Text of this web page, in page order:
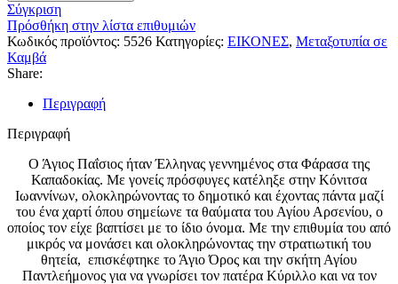
Σύγκριση
Πρόσθήκη στην λίστα επιθυμιών
Κωδικός προϊόντος: 5526 Κατηγορίες: ΕΙΚΟΝΕΣ, Μεταξοτυπία σε
Καμβά
Share:
Περιγραφή
Περιγραφή
Ο Άγιος Παΐσιος ήταν Έλληνας γεννημένος στα Φάρασα της
Καπαδοκίας. Με γονείς πρόσφυγες κατέληξε στην Κόνιτσα
Ιωαννίνων, ολοκληρώνοντας το δημοτικό και έχοντας πάντα μαζί
του ένα χαρτί όπου σημείωνε τα θαύματα του Αγίου Αρσενίου, ο
οποίος τον είχε βαπτίσει με το ίδιο όνομα. Με την επιθυμία του από
μικρός να μονάσει και ολοκληρώνοντας την στρατιωτική του
θητεία, επισκέφτηκε το Άγιο Όρος και την σκήτη Αγίου
Παντλεήμονος για να γνωρίσει τον πατέρα Κύριλλο και να τον